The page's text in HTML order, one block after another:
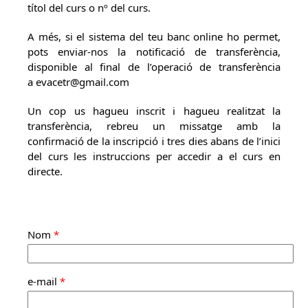
títol del curs o nº del curs.
A més, si el sistema del teu banc online ho permet,
pots enviar-nos la notificació de transferència,
disponible al final de l’operació de transferència
a evacetr@gmail.com
Un cop us hagueu inscrit i hagueu realitzat la
transferència, rebreu un missatge amb la
confirmació de la inscripció i tres dies abans de l’inici
del curs les instruccions per accedir a el curs en
directe.
Nom *
e-mail *